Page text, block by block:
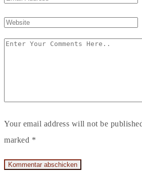
Your email address will not be
marked *